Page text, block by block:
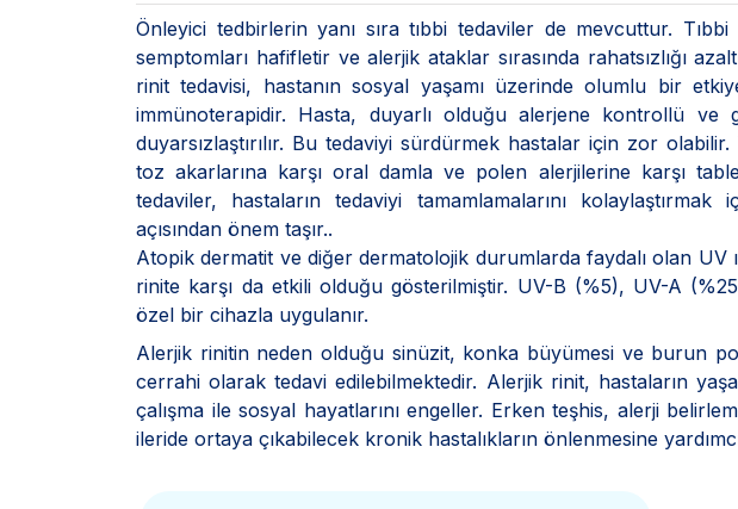
Önleyici tedbirlerin yanı sıra tıbbi tedaviler de mevcuttur.
semptomları hafifletir ve alerjik ataklar sırasında rahatsızlığı
rinit tedavisi, hastanın sosyal yaşamı üzerinde olumlu bir
immünoterapidir. Hasta, duyarlı olduğu alerjene kontrollü ve
duyarsızlaştırılır. Bu tedaviyi sürdürmek hastalar için zor
toz akarlarına karşı oral damla ve polen alerjilerine karşı
tedaviler, hastaların tedaviyi tamamlamalarını
açısından önem taşır..
Atopik dermatit ve diğer dermatolojik durumlarda faydalı olan UV
rinite karşı da etkili olduğu gösterilmiştir. UV-B (%5), UV-A
özel bir cihazla uygulanır.
Alerjik rinitin neden olduğu sinüzit, konka büyümesi ve burun
cerrahi olarak tedavi edilebilmektedir. Alerjik rinit, hastaların
çalışma ile sosyal hayatlarını engeller. Erken teşhis, alerji
ileride ortaya çıkabilecek kronik hastalıkların önlenmesine